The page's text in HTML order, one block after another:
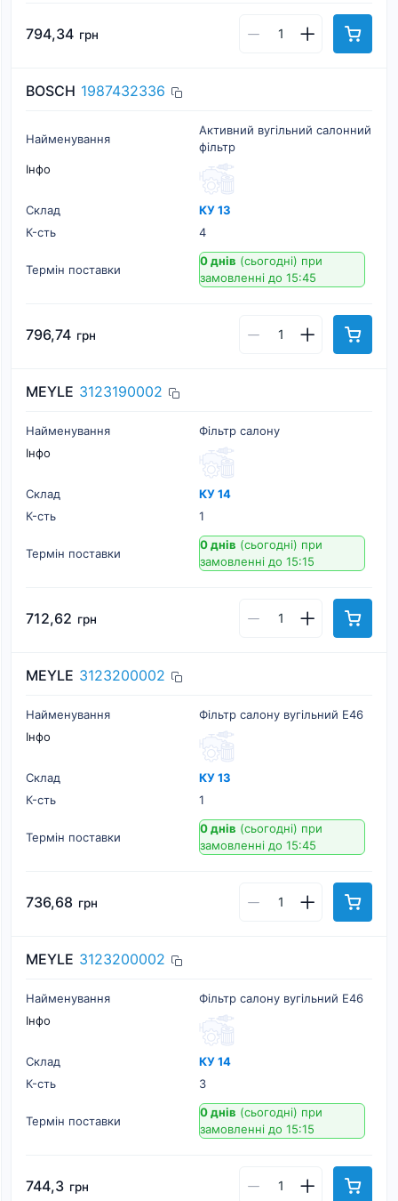
794,34 грн
BOSCH 1987432336
Найменування
Активний вугільний салонний
фільтр
Інфо
Склад
КУ 13
К-cть
4
Термін поставки
0 днів (сьогодні) при
замовленні до 15:45
796,74 грн
MEYLE 3123190002
Найменування
Фільтр салону
Інфо
Склад
КУ 14
К-cть
1
Термін поставки
0 днів (сьогодні) при
замовленні до 15:15
712,62 грн
MEYLE 3123200002
Найменування
Фільтр салону вугільний Е46
Інфо
Склад
КУ 13
К-cть
1
Термін поставки
0 днів (сьогодні) при
замовленні до 15:45
736,68 грн
MEYLE 3123200002
Найменування
Фільтр салону вугільний Е46
Інфо
Склад
КУ 14
К-cть
3
Термін поставки
0 днів (сьогодні) при
замовленні до 15:15
744,3 грн